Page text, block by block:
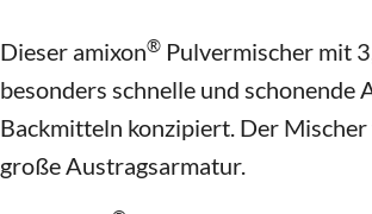
Dieser amixon® Pulvermischer mit
besonders schnelle und
Backmitteln konzipiert. Der
große Austragsarmatur.